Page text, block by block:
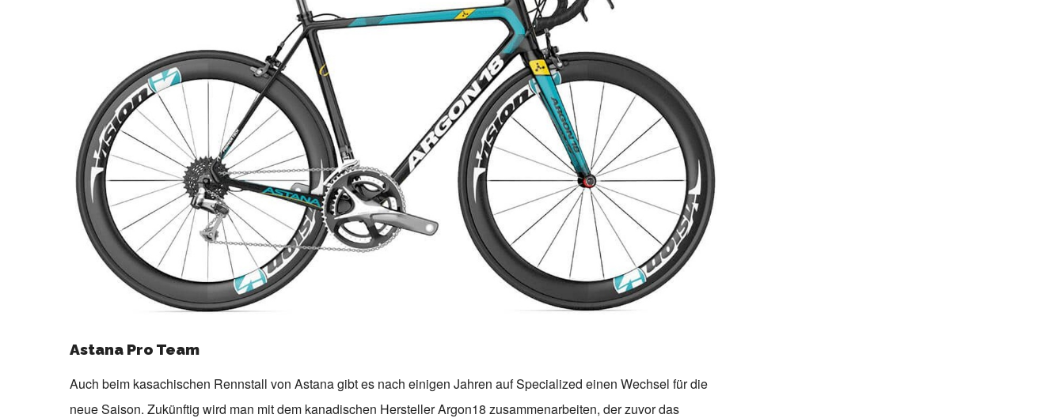
Astana Pro Team
Auch beim kasachischen Rennstall von Astana gibt es nach einigen Jahren auf Specialized einen Wechsel für die
neue Saison. Zukünftig wird man mit dem kanadischen Hersteller Argon18 zusammenarbeiten, der zuvor das